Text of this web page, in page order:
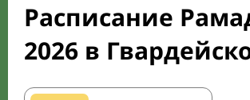
Расписание
2026 в